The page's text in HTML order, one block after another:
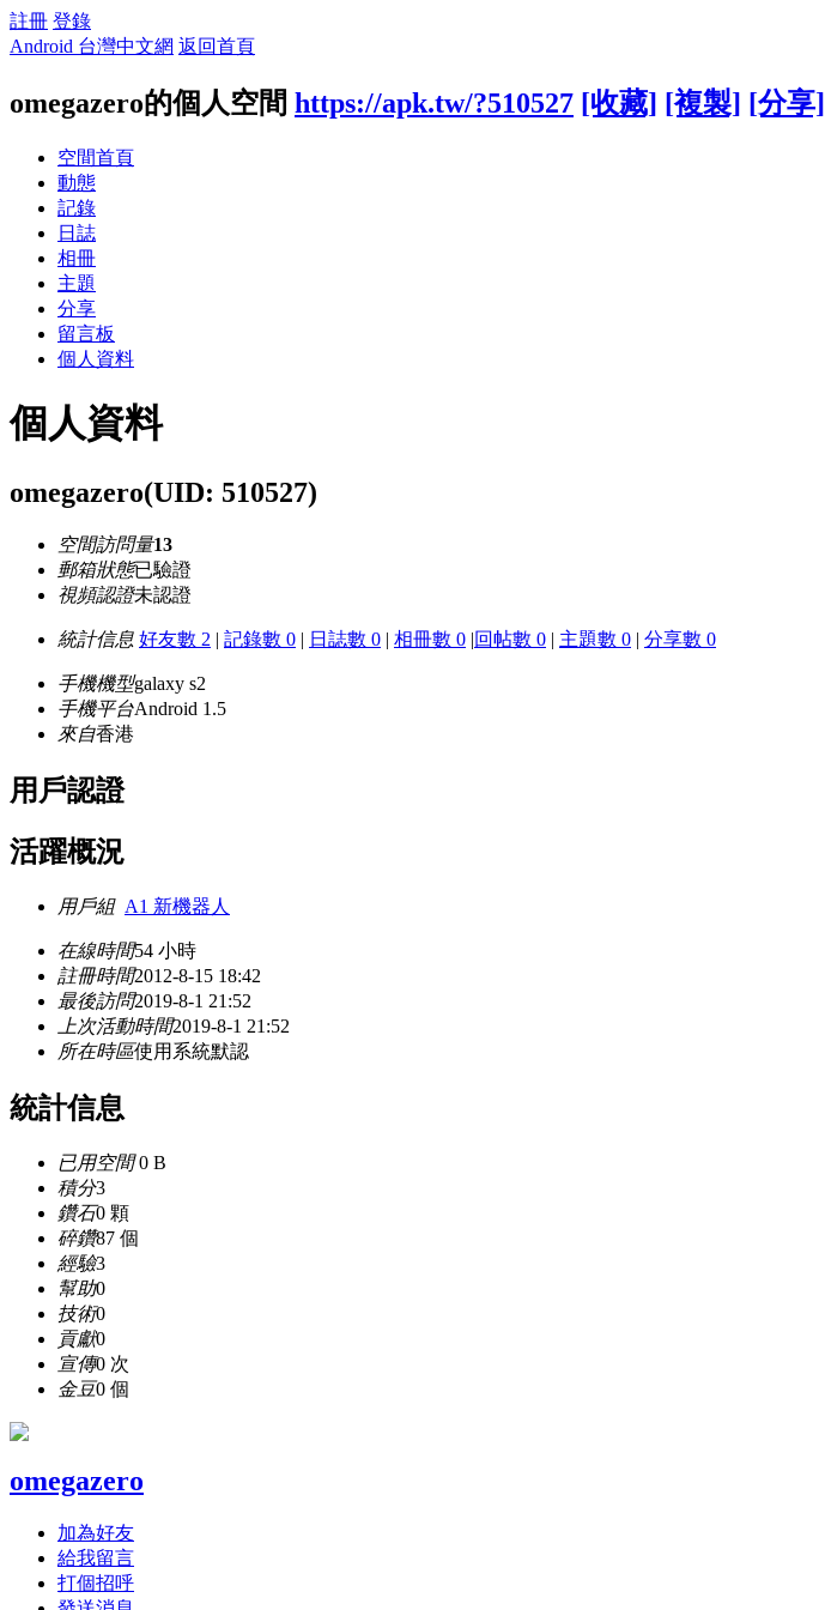
註冊 登錄
Android 台灣中文網 返回首頁
omegazero的個人空間 https://apk.tw/?510527 [收藏] [複製] [分享]
空間首頁
動態
記錄
日誌
相冊
主題
分享
留言板
個人資料
個人資料
omegazero(UID: 510527)
空間訪問量13
郵箱狀態已驗證
視頻認證未認證
統計信息 好友數 2 | 記錄數 0 | 日誌數 0 | 相冊數 0 |回帖數 0 | 主題數 0 | 分享數 0
手機機型galaxy s2
手機平台Android 1.5
來自香港
用戶認證
活躍概況
用戶組 A1 新機器人
在線時間54 小時
註冊時間2012-8-15 18:42
最後訪問2019-8-1 21:52
上次活動時間2019-8-1 21:52
所在時區使用系統默認
統計信息
已用空間0 B
積分3
鑽石0 顆
碎鑽87 個
經驗3
幫助0
技術0
貢獻0
宣傳0 次
金豆0 個
omegazero
加為好友
給我留言
打個招呼